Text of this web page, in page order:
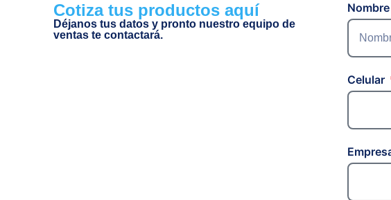
Cotiza tus productos aquí
Déjanos tus datos y pronto nuestro equipo de
ventas te contactará.
Celular